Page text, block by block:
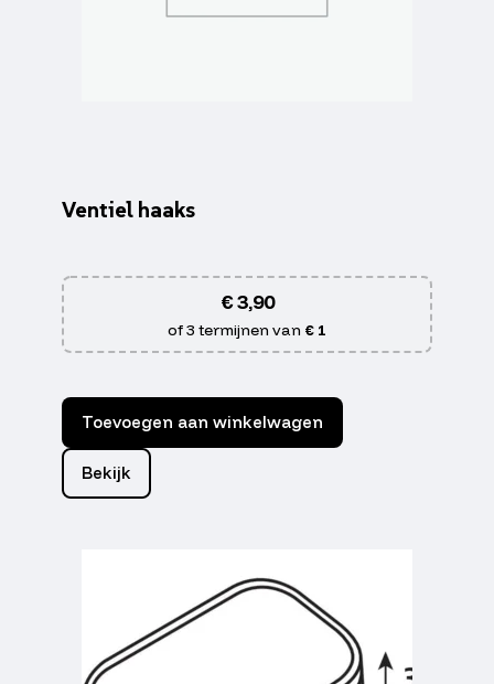
Ventiel haaks
€3,90
of 3 termijnen van € 1
Toevoegen aan winkelwagen
Bekijk